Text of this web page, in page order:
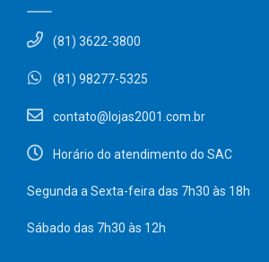
(81) 3622-3800
(81) 98277-5325
contato@lojas2001.com.br
Horário do atendimento do SAC
Segunda a Sexta-feira das 7h30 às 18h
Sábado das 7h30 às 12h